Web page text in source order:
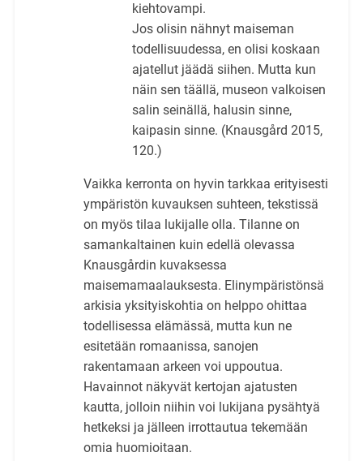
kiehtovampi.
Jos olisin nähnyt maiseman
todellisuudessa, en olisi koskaan
ajatellut jäädä siihen. Mutta kun
näin sen täällä, museon valkoisen
salin seinällä, halusin sinne,
kaipasin sinne. (Knausgård 2015,
120.)
Vaikka kerronta on hyvin tarkkaa erityisesti
ympäristön kuvauksen suhteen, tekstissä
on myös tilaa lukijalle olla. Tilanne on
samankaltainen kuin edellä olevassa
Knausgårdin kuvaksessa
maisemamaalauksesta. Elinympäristönsä
arkisia yksityiskohtia on helppo ohittaa
todellisessa elämässä, mutta kun ne
esitetään romaanissa, sanojen
rakentamaan arkeen voi uppoutua.
Havainnot näkyvät kertojan ajatusten
kautta, jolloin niihin voi lukijana pysähtyä
hetkeksi ja jälleen irrottautua tekemään
omia huomioitaan.